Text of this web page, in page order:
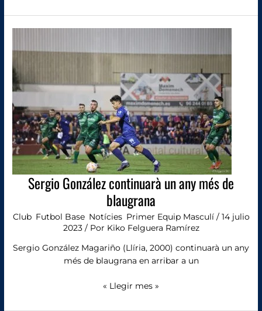
Sergio González continuarà un any més de
blaugrana
Club, Futbol Base, Notícies, Primer Equip Masculí/ 14 julio
2023 / Por Kiko Felguera Ramírez
Sergio González Magariño (Llíria, 2000) continuarà un any
més de blaugrana en arribar a un
any
més
de
blaugrana
« Llegir mes »